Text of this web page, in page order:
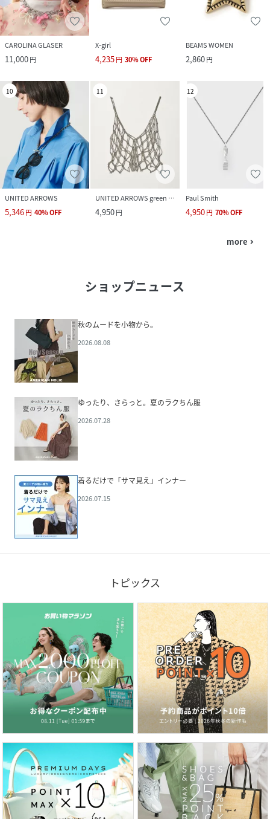
CAROLINA GLASER
11,000円
X-girl
4,235円 30%OFF
BEAMS WOMEN
2,860円
10
UNITED ARROWS
5,346円 40%OFF
11
UNITED ARROWS green label relaxing
4,950円
12
Paul Smith
4,950円 70%OFF
more navigate_next
ショップニュース
秋のムードを小物から。
2026.08.08
ゆったり、さらっと。夏のラクちん服
2026.07.28
着るだけで「サマ見え」インナー
2026.07.15
トピックス